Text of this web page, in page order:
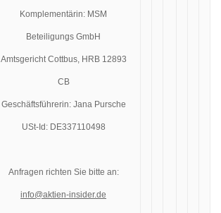
Komplementärin: MSM
Beteiligungs GmbH
Amtsgericht Cottbus, HRB 12893
CB
Geschäftsführerin: Jana Pursche
USt-Id: DE337110498
Anfragen richten Sie bitte an:
info@aktien-insider.de